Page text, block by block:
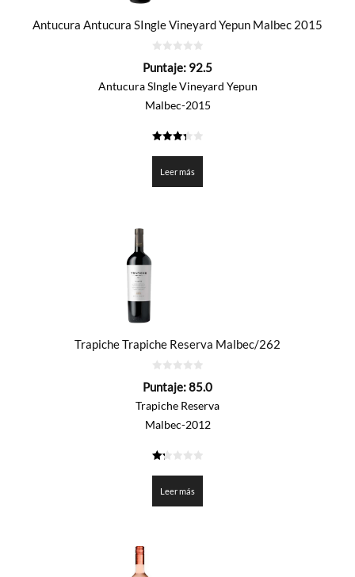
Antucura Antucura SIngle Vineyard Yepun Malbec 2015
de
Puntaje: 92.5
Antucura SIngle Vineyard Yepun
Malbec-2015
Leer más
Trapiche Trapiche Reserva Malbec/262
de
Puntaje:85.0
Trapiche Reserva
Malbec-2012
de
Leer más